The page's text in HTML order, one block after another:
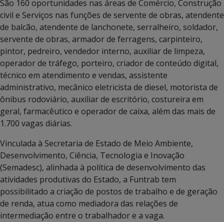
São 160 oportunidades nas áreas de Comércio, Construção
civil e Serviços nas funções de servente de obras, atendente
de balcão, atendente de lanchonete, serralheiro, soldador,
servente de obras, armador de ferragens, carpinteiro,
pintor, pedreiro, vendedor interno, auxiliar de limpeza,
operador de tráfego, porteiro, criador de conteúdo digital,
técnico em atendimento e vendas, assistente
administrativo, mecânico eletricista de diesel, motorista de
ônibus rodoviário, auxiliar de escritório, costureira em
geral, farmacêutico e operador de caixa, além das mais de
1.700 vagas diárias.
Vinculada à Secretaria de Estado de Meio Ambiente,
Desenvolvimento, Ciência, Tecnologia e Inovação
(Semadesc), alinhada à política de desenvolvimento das
atividades produtivas do Estado, a Funtrab tem
possibilitado a criação de postos de trabalho e de geração
de renda, atua como mediadora das relações de
intermediação entre o trabalhador e a vaga.